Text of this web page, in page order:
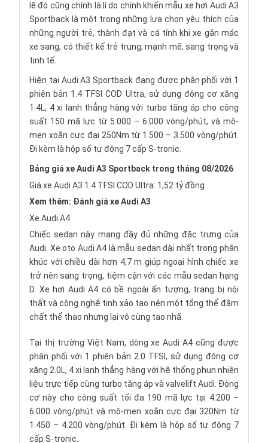
lẽ đó cũng chính là lí do chính khiến mẫu xe hơi Audi A3
Sportback là một trong những lựa chọn yêu thích của
những người trẻ, thành đạt và cá tính khi xe gắn mác
xe sang, có thiết kế trẻ trung, mạnh mẽ, sang trọng và
tinh tế.
Hiện tại Audi A3 Sportback đang được phân phối với 1
phiên bản 1.4 TFSI COD Ultra, sử dụng động cơ xăng
1.4L, 4 xi lanh thẳng hàng với turbo tăng áp cho công
suất 150 mã lực từ 5.000 – 6.000 vòng/phút, và mô-
men xoắn cực đại 250Nm từ 1.500 – 3.500 vòng/phút.
Đi kèm là hộp số tự động 7 cấp S-tronic.
Bảng giá xe Audi A3 Sportback trong tháng 08/2026
Giá xe Audi A3 1.4 TFSI COD Ultra: 1,52 tỷ đồng
Xem thêm: Đánh giá xe Audi A3
Xe Audi A4
Chiếc sedan này mang đầy đủ những đặc trưng của
Audi. Xe oto Audi A4 là mẫu sedan dài nhất trong phân
khúc với chiều dài hơn 4,7 m giúp ngoại hình chiếc xe
trở nên sang trọng, tiệm cận với các mẫu sedan hạng
D. Xe hơi Audi A4 có bề ngoài ấn tượng, trang bị nội
thất và công nghệ tinh xảo tạo nên một tổng thể đậm
chất thể thao nhưng lại vô cùng tao nhã.
Tại thị trường Việt Nam, dòng xe Audi A4 cũng được
phân phối với 1 phiên bản 2.0 TFSI, sử dụng động cơ
xăng 2.0L, 4 xi lanh thẳng hàng với hệ thống phun nhiên
liệu trực tiếp cùng turbo tăng áp và valvelift Audi. Động
cơ này cho công suất tối đa 190 mã lực tại 4.200 –
6.000 vòng/phút và mô-men xoắn cực đại 320Nm từ
1.450 – 4.200 vòng/phút. Đi kèm là hộp số tự động 7
cấp S-tronic.